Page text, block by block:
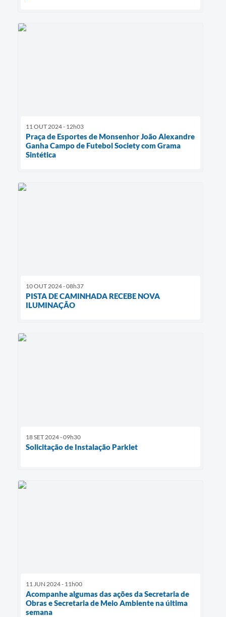
11 OUT 2024 - 12h03
Praça de Esportes de Monsenhor João Alexandre
Ganha Campo de Futebol Society com Grama
Sintética
10 OUT 2024 - 08h37
PISTA DE CAMINHADA RECEBE NOVA
ILUMINAÇÃO
18 SET 2024 - 09h30
Solicitação de Instalação Parklet
11 JUN 2024 - 11h00
Acompanhe algumas das ações da Secretaria de
Obras e Secretaria de Meio Ambiente na última
semana